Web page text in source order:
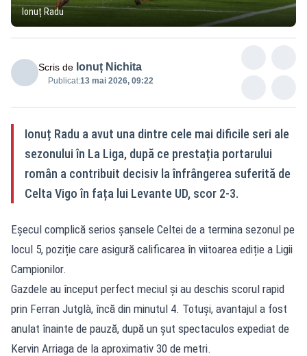
Ionuț Radu
Scris de Ionuț Nichita
Publicat:13 mai 2026, 09:22
Ionuț Radu a avut una dintre cele mai dificile seri ale
sezonului în La Liga, după ce prestația portarului
român a contribuit decisiv la înfrângerea suferită de
Celta Vigo în fața lui Levante UD, scor 2-3.
Eșecul complică serios șansele Celtei de a termina sezonul pe
locul 5, poziție care asigură calificarea în viitoarea ediție a Ligii
Campionilor.
Gazdele au început perfect meciul și au deschis scorul rapid
prin Ferran Jutglà, încă din minutul 4. Totuși, avantajul a fost
anulat înainte de pauză, după un șut spectaculos expediat de
Kervin Arriaga de la aproximativ 30 de metri.